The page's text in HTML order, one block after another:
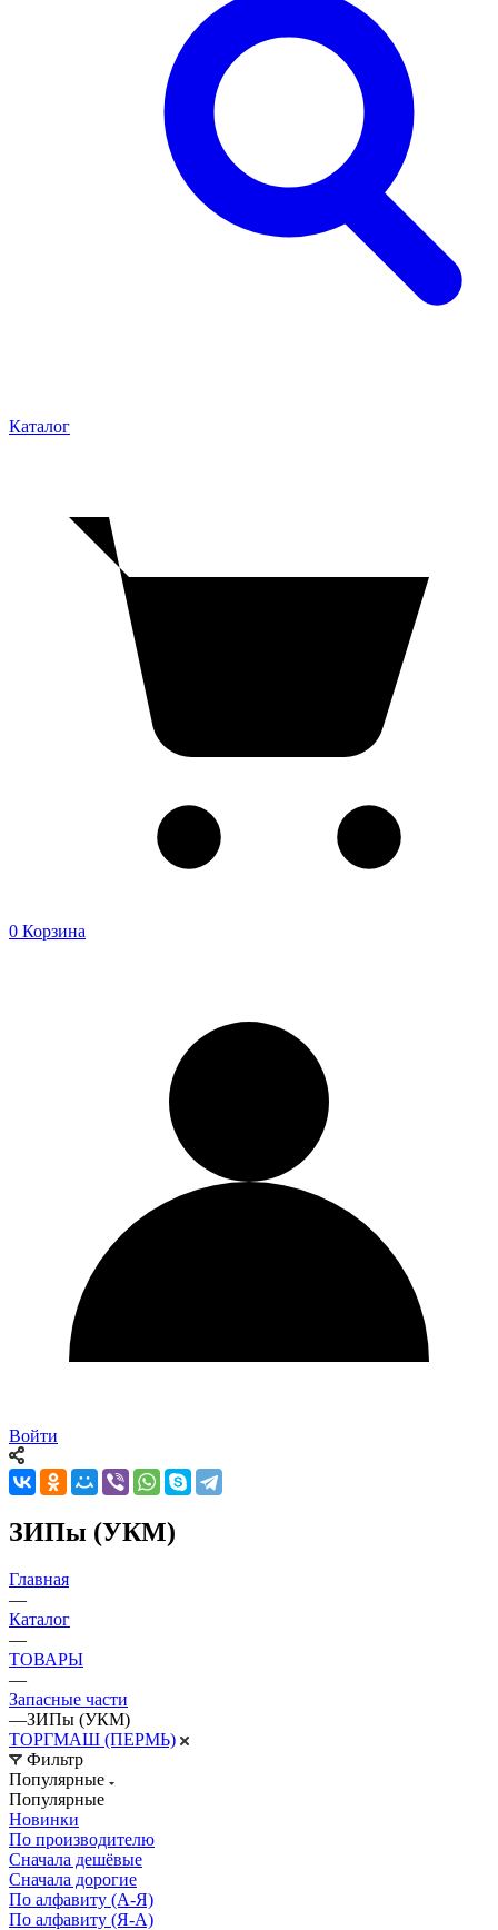
Каталог
0 Корзина
Войти
ЗИПы (УКМ)
Главная
—
Каталог
—
ТОВАРЫ
—
Запасные части
—ЗИПы (УКМ)
ТОРГМАШ (ПЕРМЬ)
Фильтр
Популярные
Популярные
Новинки
По производителю
Сначала дешёвые
Сначала дорогие
По алфавиту (А-Я)
По алфавиту (Я-А)